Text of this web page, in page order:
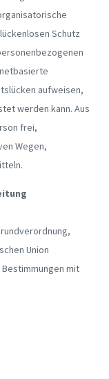
Schutz
aufweisen,
werden kann. Aus
frei,
Wegen,
Union
mit